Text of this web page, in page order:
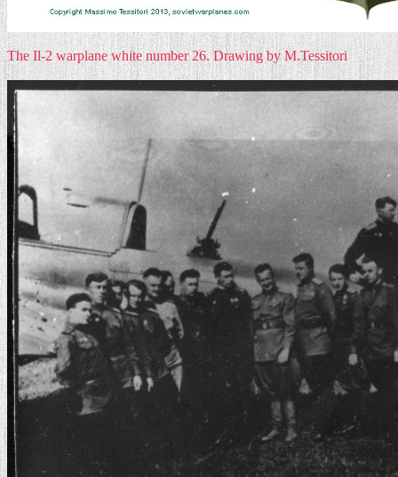
The Il-2 warplane white number 26. Drawing by M.Tessitori